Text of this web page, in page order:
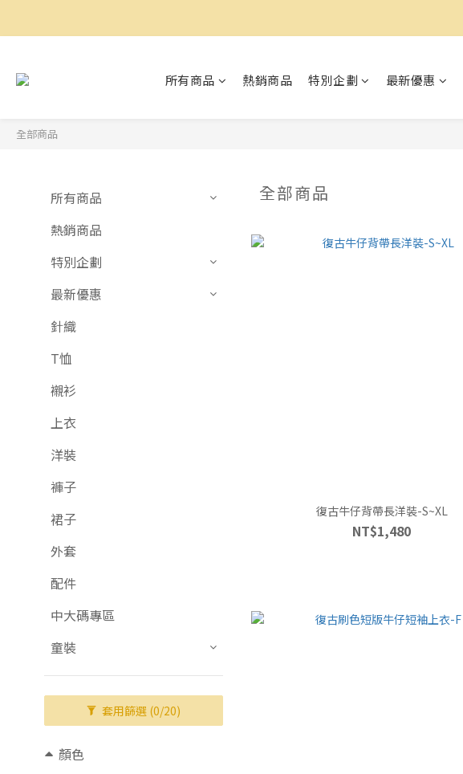
所有商品 熱銷商品 特別企劃 最新優惠
全部商品
所有商品
熱銷商品
特別企劃
最新優惠
針織
T恤
襯衫
上衣
洋裝
褲子
裙子
外套
配件
中大碼專區
童裝
套用篩選 (0/20)
顏色
全部商品
復古牛仔背帶長洋裝-S~XL
NT$1,480